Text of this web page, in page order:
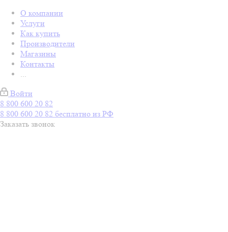
О компании
Услуги
Как купить
Производители
Магазины
Контакты
...
Войти
8 800 600 20 82
8 800 600 20 82 бесплатно из РФ
Заказать звонок